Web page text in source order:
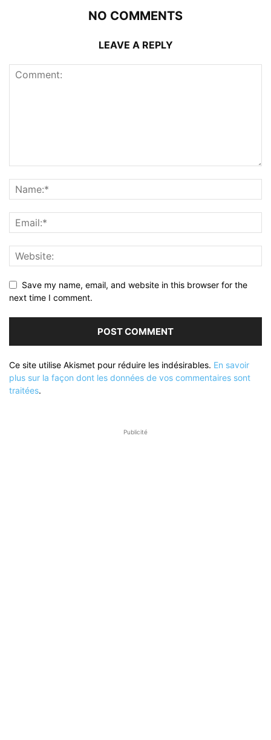
NO COMMENTS
LEAVE A REPLY
Save my name, email, and website in this browser for the
next time I comment.
Ce site utilise Akismet pour réduire les indésirables. En savoir
plus sur la façon dont les données de vos commentaires sont
traitées.
Publicité